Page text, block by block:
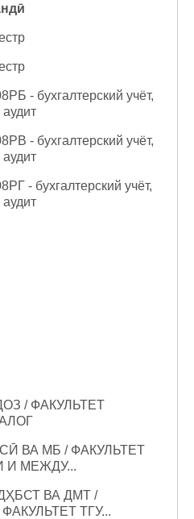
- бухгалтерский учёт,
- бухгалтерский учёт,
- бухгалтерский учёт,
/ ФАКУЛЬТЕТ
ВА МБ / ФАКУЛЬТЕТ
И МЕЖДУ...
ВА ДМТ /
ТГУ...